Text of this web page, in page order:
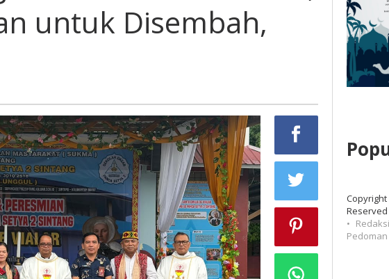
untuk Disembah,
Reserved
Redaksi